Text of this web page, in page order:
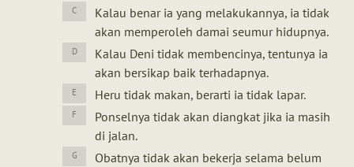
Kalau benar ia yang melakukannya, ia tidak
akan memperoleh damai seumur hidupnya.
Kalau Deni tidak membencinya, tentunya ia
akan bersikap baik terhadapnya.
Heru tidak makan, berarti ia tidak lapar.
Ponselnya tidak akan diangkat jika ia masih
di jalan.
Obatnya tidak akan bekerja selama belum